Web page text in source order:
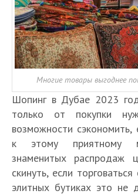
Многие товары выгоднее
Шопинг в Дубае 2023
только от покупки
возможности сэкономить,
к этому приятному
знаменитых распродаж
скинуть, если
элитных бутиках это не